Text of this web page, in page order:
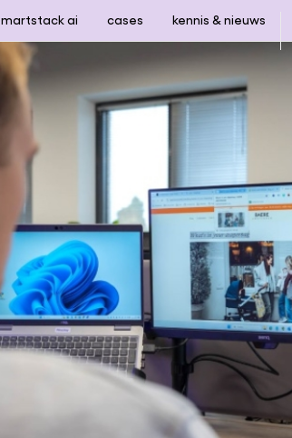
ai cases kennis & nieuws